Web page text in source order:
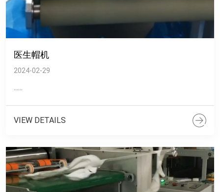
医生帽机
2024-02-29
VIEW DETAILS